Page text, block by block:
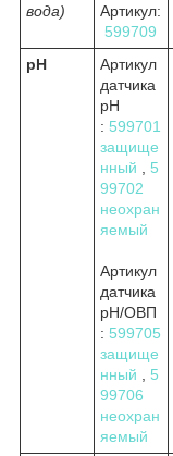
вода)
Артикул:
599709
рН
Артикул
датчика
pH
: 599701
защище
нный
5
99702
неохран
яемый
Артикул
датчика
pH/ОВП
: 599705
защище
нный
5
99706
неохран
яемый